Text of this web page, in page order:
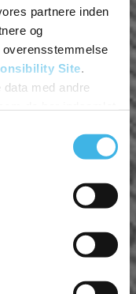
partnere inden
og
Site.
med andre